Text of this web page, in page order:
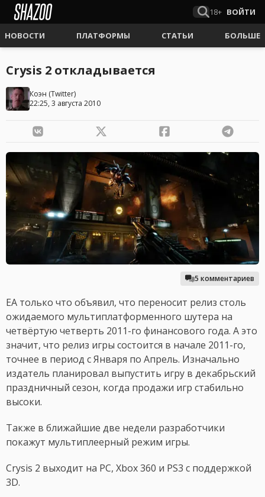
18+ ВОЙТИ
НОВОСТИ ПЛАТФОРМЫ СТАТЬИ БОЛЬШЕ
Сrysis 2 откладывается
Коэн (Twitter)
22:25, 3 августа 2010
5 комментариев
EA только что объявил, что переносит релиз столь
ожидаемого мультиплатформенного шутера на
четвёртую четверть 2011-го финансового года. А это
значит, что релиз игры состоится в начале 2011-го,
точнее в период с Января по Апрель. Изначально
издатель планировал выпустить игру в декабрьский
праздничный сезон, когда продажи игр стабильно
высоки.
Также в ближайшие две недели разработчики
покажут мультиплеерный режим игры.
Crysis 2 выходит на PC, Xbox 360 и PS3 с поддержкой
3D.